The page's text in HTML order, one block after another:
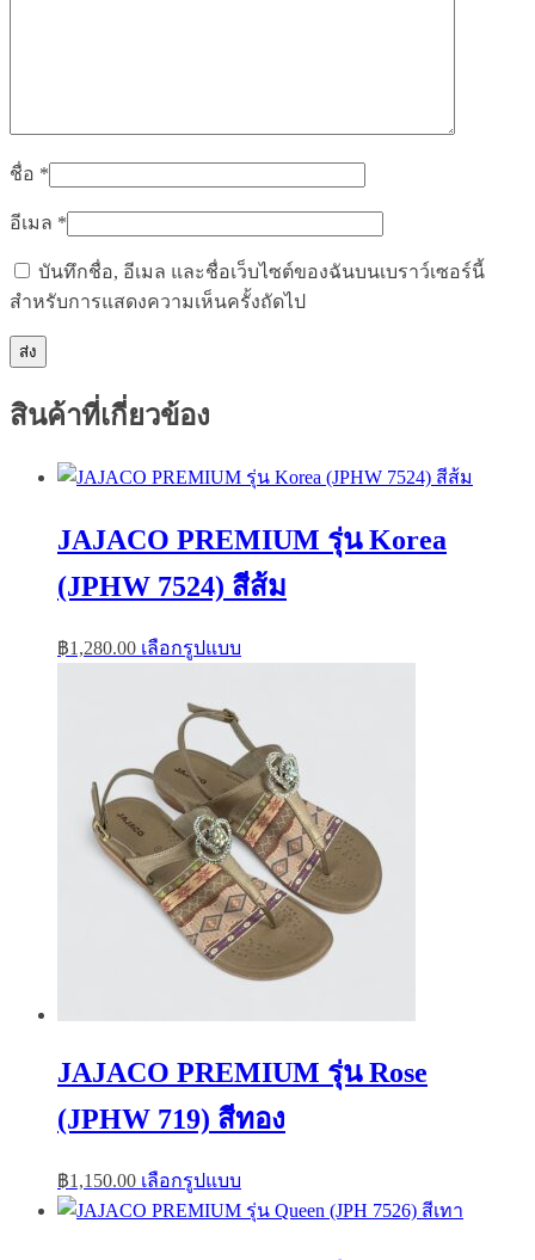
ชื่อ *
อีเมล *
บันทึกชื่อ, อีเมล และชื่อเว็บไซต์ของฉันบนเบราว์เซอร์นี้
สำหรับการแสดงความเห็นครั้งถัดไป
สินค้าที่เกี่ยวข้อง
JAJACO PREMIUM รุ่น Korea
(JPHW 7524) สีส้ม
฿1,280.00 เลือกรูปแบบ
product
variants.
The
options
may
be
chosen
on
the
product
page
JAJACO PREMIUM รุ่น Rose
(JPHW 719) สีทอง
฿1,150.00 เลือกรูปแบบ
product
has